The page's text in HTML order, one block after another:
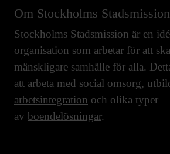
Om Stockholms Stadsmission
Stockholms Stadsmission är en
organisation som arbetar för att
mänskligare samhälle för alla.
att arbeta med social omsorg,
arbetsintegration och olika typer
av boendelösningar.